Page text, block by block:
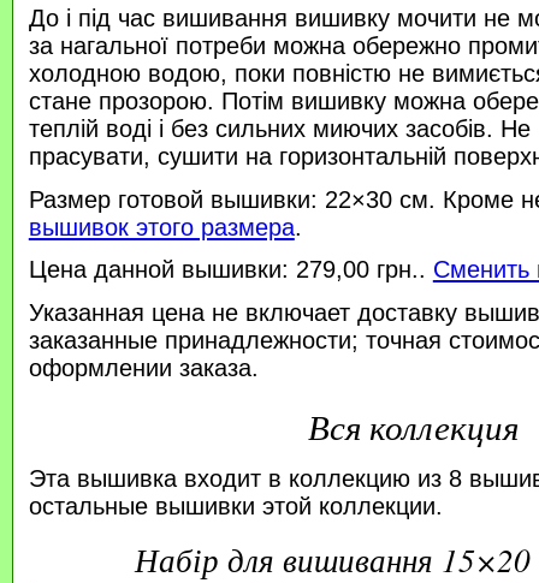
До і під час вишивання вишивку мочити не
за нагальної потреби можна обережно
холодною водою, поки повністю не
стане прозорою. Потім вишивку можна
теплій воді і без сильних миючих засобів.
прасувати, сушити на горизонтальній
Размер готовой вышивки: 22×30 см. Кроме
вышивок этого размера.
Цена данной вышивки: 279,00 грн.. Сменить
Указанная цена не включает доставку
заказанные принадлежности; точная
оформлении заказа.
Вся коллекция
Эта вышивка входит в коллекцию из 8
остальные вышивки этой коллекции.
набір для вишивання 15×20